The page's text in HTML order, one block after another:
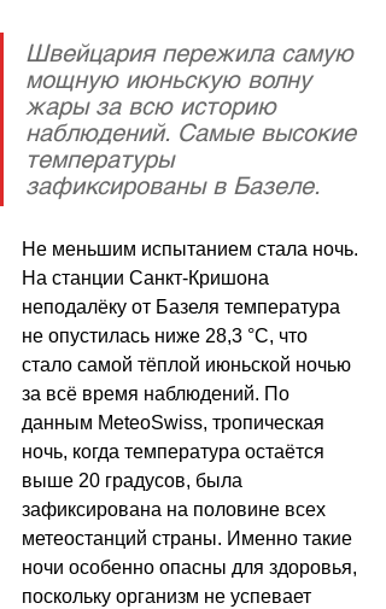
Швейцария пережила самую
мощную июньскую волну
жары за всю историю
наблюдений. Самые высокие
температуры
зафиксированы в Базеле.
Не меньшим испытанием стала ночь.
На станции Санкт-Кришона
неподалёку от Базеля температура
не опустилась ниже 28,3 °C, что
стало самой тёплой июньской ночью
за всё время наблюдений. По
данным MeteoSwiss, тропическая
ночь, когда температура остаётся
выше 20 градусов, была
зафиксирована на половине всех
метеостанций страны. Именно такие
ночи особенно опасны для здоровья,
поскольку организм не успевает